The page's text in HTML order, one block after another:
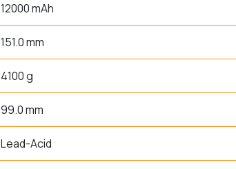
12000 mAh
151.0 mm
4100 g
99.0 mm
Lead-Acid